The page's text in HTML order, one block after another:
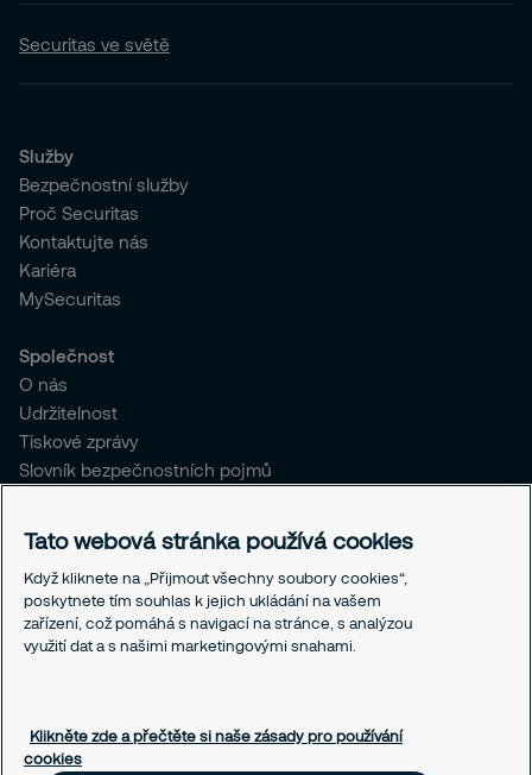
Securitas ve světě
Služby
Bezpečnostní služby
Proč Securitas
Kontaktujte nás
Kariéra
MySecuritas
Společnost
O nás
Udržitelnost
Tiskové zprávy
Slovník bezpečnostních pojmů
Právní informace
Ochrana osobních údajů
Obchodní podmínky
Linka integrity
Tato webová stránka používá cookies
Když kliknete na „Přijmout všechny soubory cookies“,
poskytnete tím souhlas k jejich ukládání na vašem
zařízení, což pomáhá s navigací na stránce, s analýzou
využití dat a s našimi marketingovými snahami.
Klikněte zde a přečtěte si naše zásady pro používání
cookies